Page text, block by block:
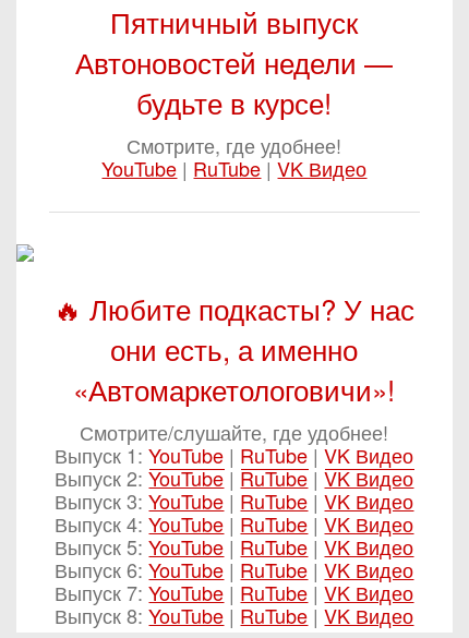
Пятничный выпуск
Автоновостей недели —
будьте в курсе!
Смотрите, где удобнее!
YouTube | RuTube|VK Видео
🔥 Любите подкасты? У нас
они есть, а именно
«Автомаркетологовичи»!
Смотрите/слушайте, где удобнее!
Выпуск 1:YouTube | RuTube|VK Видео
Выпуск 2:YouTube| RuTube|VK Видео
Выпуск 3:YouTube | RuTube |VK Видео
Выпуск 4:YouTube | RuTube |VK Видео
Выпуск 5:YouTube | RuTube |VK Видео
Выпуск 6:YouTube | RuTube |VK Видео
Выпуск 7:YouTube | RuTube |VK Видео
Выпуск 8:YouTube | RuTube |VK Видео